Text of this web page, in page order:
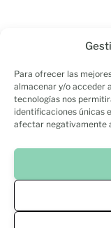
Para ofrecer las
almacenar y/o acceder
tecnologías nos
identificaciones únicas
afectar negativamente